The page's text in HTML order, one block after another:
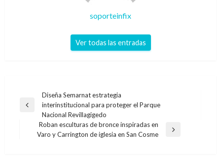
soporteinfix
Ver todas las entradas
Navegación
de
entradas
Entrada
anterior
Diseña Semarnat estrategia
interinstitucional para proteger el Parque
Nacional Revillagigedo
Entrada
Roban esculturas de bronce inspiradas en
Varo y Carrington de iglesia en San Cosme